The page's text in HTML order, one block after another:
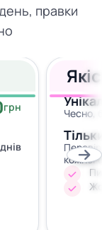
правки
грн
днів
Чесно,